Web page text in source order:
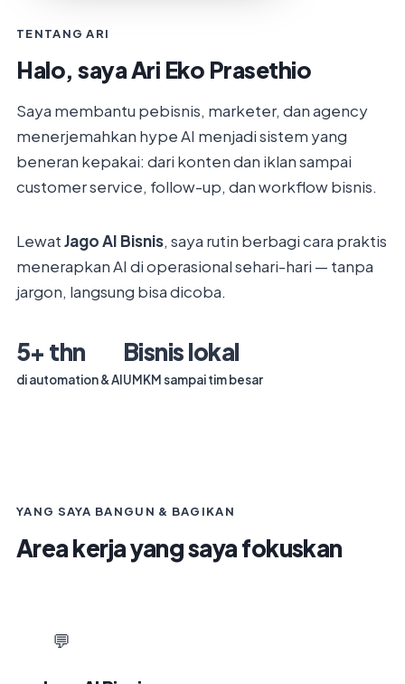
TENTANG ARI
Halo, sayaAri Eko Prasethio
Saya membantu pebisnis, marketer, dan agency
menerjemahkan hype AI menjadi sistem yang
beneran kepakai: dari konten dan iklan sampai
customer service, follow-up, dan workflow bisnis.
LewatJago AI Bisnis, saya rutin berbagi cara praktis
menerapkan AI di operasional sehari-hari — tanpa
jargon, langsung bisa dicoba.
5+ thn
di automation & AI
Bisnis lokal
UMKM sampai tim besar
YANG SAYA BANGUN & BAGIKAN
Area kerja yang saya fokuskan
💬